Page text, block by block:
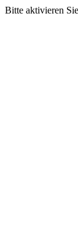
Bitte aktivieren